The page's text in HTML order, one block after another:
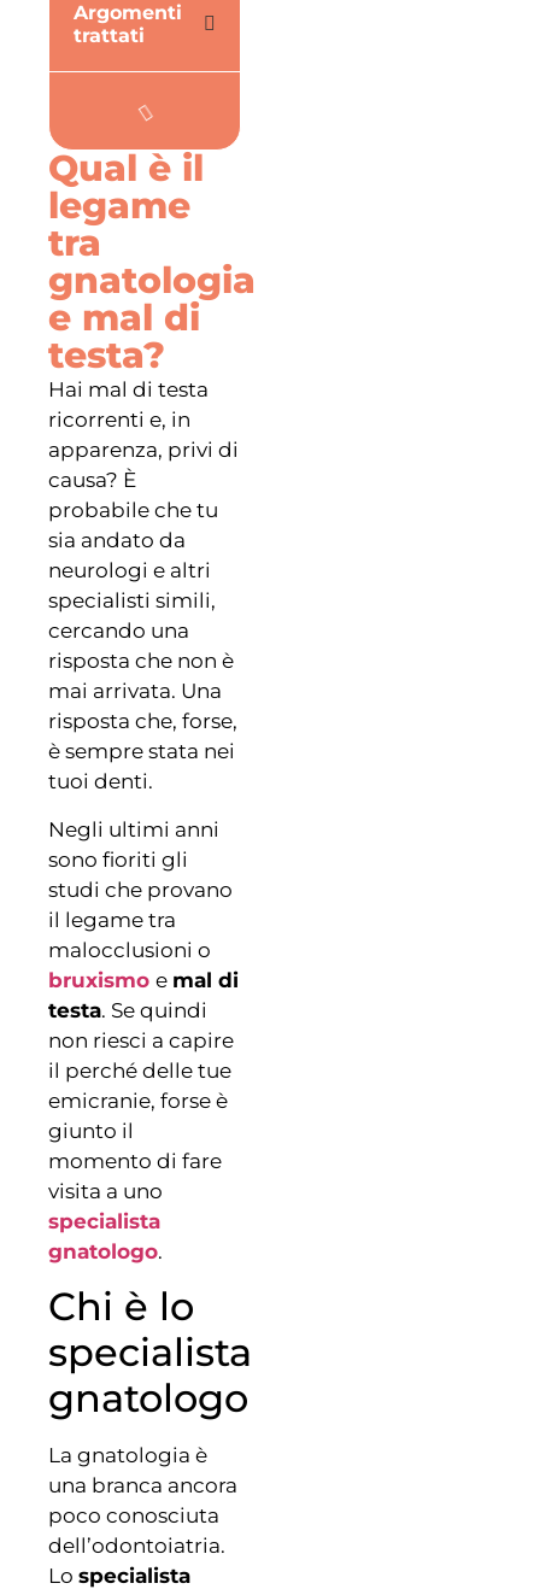
Argomenti
trattati
Qual è il
legame
tra
gnatologia
e mal di
testa?
Hai mal di testa
ricorrenti e, in
apparenza, privi di
causa? È
probabile che tu
sia andato da
neurologi e altri
specialisti simili,
cercando una
risposta che non è
mai arrivata. Una
risposta che, forse,
è sempre stata nei
tuoi denti.
Negli ultimi anni
sono fioriti gli
studi che provano
il legame tra
malocclusioni o
bruxismo e mal di
testa. Se quindi
non riesci a capire
il perché delle tue
emicranie, forse è
giunto il
momento di fare
visita a uno
specialista
gnatologo.
Chi è lo
specialista
gnatologo
La gnatologia è
una branca ancora
poco conosciuta
dell’odontoiatria.
Lo specialista